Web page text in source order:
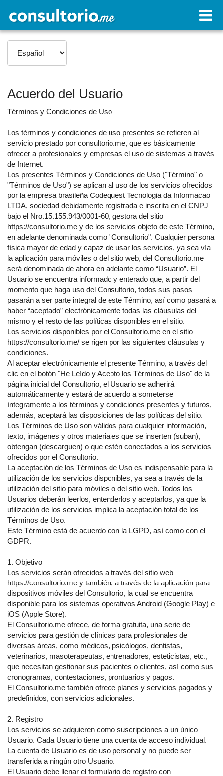
Acuerdo del Usuario
Términos y Condiciones de Uso
Los términos y condiciones de uso presentes se refieren al
servicio prestado por consultorio.me, que es básicamente
ofrecer a profesionales y empresas el uso de sistemas a través
de Internet.
Los presentes Términos y Condiciones de Uso ("Término" o
"Términos de Uso") se aplican al uso de los servicios ofrecidos
por la empresa brasileña Codequest Tecnologia da Informacao
LTDA, sociedad debidamente registrada e inscrita en el CNPJ
bajo el Nro.15.155.943/0001-60, gestora del sitio
https://consultorio.me y de los servicios objeto de este Término,
en adelante denominada como "Consultorio". Cualquier persona
física mayor de edad y capaz de usar los servicios, ya sea vía
la aplicación para móviles o del sitio web, del Consultorio.me
será denominada de ahora en adelante como “Usuario”. El
Usuario se encuentra informado y enterado que, a partir del
momento que haga uso del Consultorio, todos sus pasos
pasarán a ser parte integral de este Término, así como pasará a
haber “aceptado” electrónicamente todas las cláusulas del
mismo y el resto de las políticas disponibles en el sitio.
Los servicios disponibles por el Consultorio.me en el sitio
https://consultorio.me/ se rigen por las siguientes cláusulas y
condiciones.
Al aceptar electrónicamente el presente Término, a través del
clic en el botón "He Leído y Acepto los Términos de Uso" de la
página inicial del Consultorio, el Usuario se adherirá
automáticamente y estará de acuerdo a someterse
íntegramente a los términos y condiciones presentes y futuros,
además, aceptará las disposiciones de las políticas del sitio.
Los Términos de Uso son válidos para cualquier información,
texto, imágenes y otros materiales que se inserten (suban),
obtengan (descarguen) o que estén conectados a los servicios
ofrecidos por el Consultorio.
La aceptación de los Términos de Uso es indispensable para la
utilización de los servicios disponibles, ya sea a través de la
utilización del sitio para móviles o del sitio web. Todos los
Usuarios deberán leerlos, entenderlos y aceptarlos, ya que la
utilización de los servicios implica la aceptación total de los
Términos de Uso.
Este Término está de acuerdo con la LGPD, así como con el
GDPR.
1. Objetivo
Los servicios serán ofrecidos a través del sitio web
https://consultorio.me y también, a través de la aplicación para
dispositivos móviles del Consultorio, la cual se encuentra
disponible para los sistemas operativos Android (Google Play) e
iOS (Apple Store).
El Consultorio.me ofrece, de forma gratuita, una serie de
servicios para gestión de clínicas para profesionales de
diversas áreas, como médicos, psicólogos, dentistas,
veterinarios, masoterapeutas, entrenadores, esteticistas, etc.,
que necesitan gestionar sus pacientes o clientes, así como sus
cronogramas, contestaciones, prontuarios y pagos.
El Consultorio.me también ofrece planes y servicios pagados y
predefinidos, con servicios adicionales.
2. Registro
Los servicios se adquieren como suscripciones a un único
Usuario. Cada Usuario tiene una cuenta de acceso individual.
La cuenta de Usuario es de uso personal y no puede ser
transferida a ningún otro Usuario.
El Usuario debe llenar el formulario de registro con